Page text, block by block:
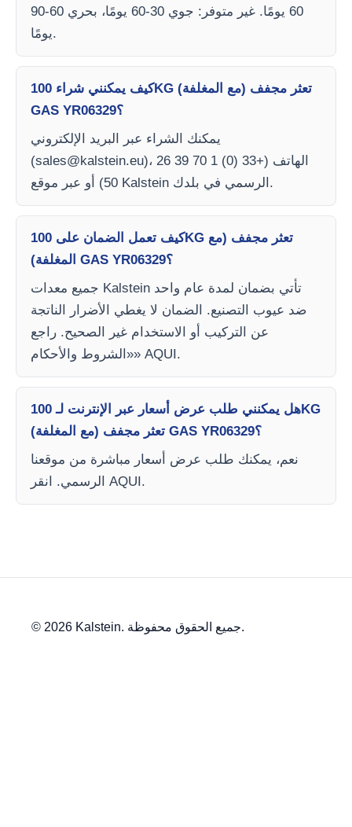
60 يومًا. غير متوفر: جوي 30-60 يومًا، بحري 60-90
يومًا.
كيف يمكنني شراء 100KG تعثر مجفف (مع المغلفة)
GAS YR06329؟
يمكنك الشراء عبر البريد الإلكتروني
(sales@kalstein.eu)، الهاتف (+33 (0) 1 70 39 26
50) أو عبر موقع Kalstein الرسمي في بلدك.
كيف تعمل الضمان على 100KG تعثر مجفف (مع
المغلفة) GAS YR06329؟
جميع معدات Kalstein تأتي بضمان لمدة عام واحد
ضد عيوب التصنيع. الضمان لا يغطي الأضرار الناتجة
عن التركيب أو الاستخدام غير الصحيح. راجع
«الشروط والأحكام» AQUI.
هل يمكنني طلب عرض أسعار عبر الإنترنت لـ 100KG
تعثر مجفف (مع المغلفة) GAS YR06329؟
نعم، يمكنك طلب عرض أسعار مباشرة من موقعنا
الرسمي. انقر AQUI.
© 2026 Kalstein. جميع الحقوق محفوظة.